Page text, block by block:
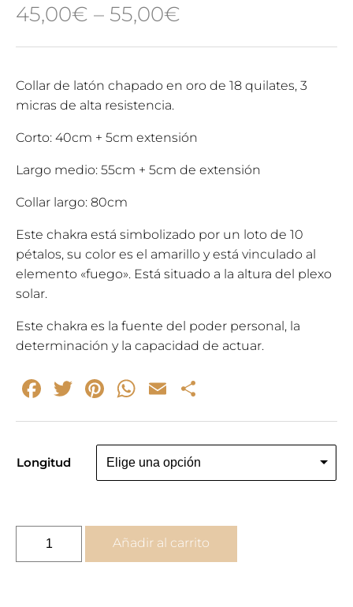
45,00€ – 55,00€
Collar de latón chapado en oro de 18 quilates, 3
micras de alta resistencia.
Corto: 40cm + 5cm extensión
Largo medio: 55cm + 5cm de extensión
Collar largo: 80cm
Este chakra está simbolizado por un loto de 10
pétalos, su color es el amarillo y está vinculado al
elemento «fuego». Está situado a la altura del plexo
solar.
Este chakra es la fuente del poder personal, la
determinación y la capacidad de actuar.
Facebook
Twitter
Pinterest
WhatsApp
Email
Longitud
Añadir al carrito